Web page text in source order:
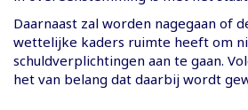
Daarnaast zal worden nagegaan of
wettelijke kaders ruimte heeft om
schuldverplichtingen aan te gaan.
het van belang dat daarbij wordt